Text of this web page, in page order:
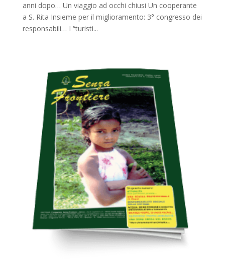
anni dopo… Un viaggio ad occhi chiusi Un cooperante
a S. Rita Insieme per il miglioramento: 3° congresso dei
responsabili… I “turisti...